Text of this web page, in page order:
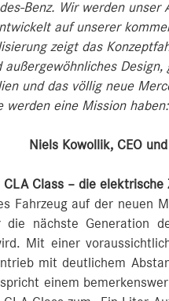
Wir werden
auf unserer
zeigt das
außergewöhnliches
und das völlig neue
werden eine Mission
Niels Kowollik, CEO
CLA Class – die elektrische
Fahrzeug auf der neuen
die nächste Generation
Mit einer
mit deutlichem
einem